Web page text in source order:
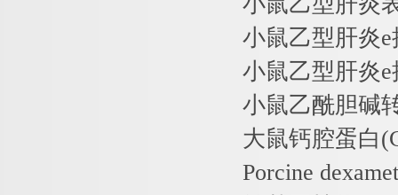
小鼠乙型肝炎e
小鼠乙型肝炎e
小鼠乙酰胆碱
大鼠钙腔蛋白
Porcine